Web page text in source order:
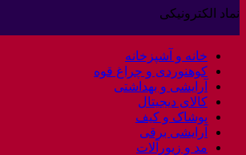
نماد الکترونیکی
خانه و آشپزخانه
کوهنوردی و چراغ قوه
آرایشی و بهداشتی
کالای دیجیتال
پوشاک و کیف
آرایشی برقی
مد و زیورآلات